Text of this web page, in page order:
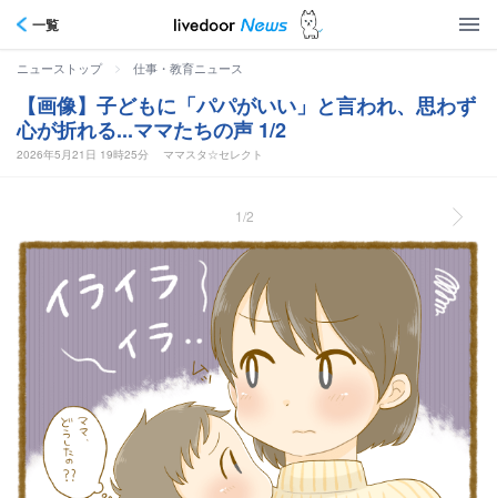
一覧
ニューストップ > 仕事・教育ニュース
【画像】子どもに「パパがいい」と言われ、思わず
心が折れる...ママたちの声 1/2
2026年5月21日 19時25分 ママスタ☆セレクト
1/2